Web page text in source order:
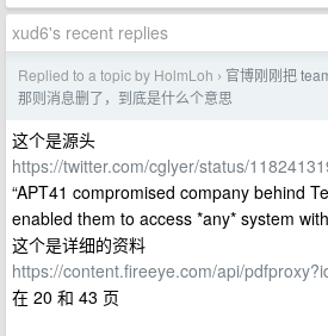
xud6's recent replies
Replied to a topic by HolmLoh › 官博刚刚把
那则消息删了，到底是什么个意思
这个是源头
https://twitter.com/cglyer/status/
“APT41 compromised company behind
enabled them to access *any* system
这个是详细的资料
https://content.fireeye.com/api/
在 20 和 43 页